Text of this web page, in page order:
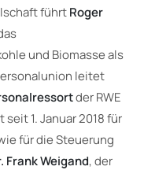
führtRoger
und Biomasse als
leitet
der RWE
1. Januar 2018 für
für die Steuerung
Frank Weigand, der